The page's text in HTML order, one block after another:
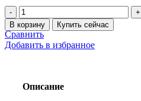
Количество
товара
Лента
стропа
растяжки
В корзину Купить сейчас
Сравнить
Добавить в избранное
Описание